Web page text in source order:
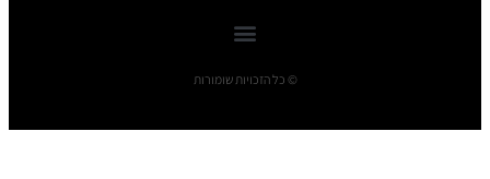
© כל הזכויות שומורות